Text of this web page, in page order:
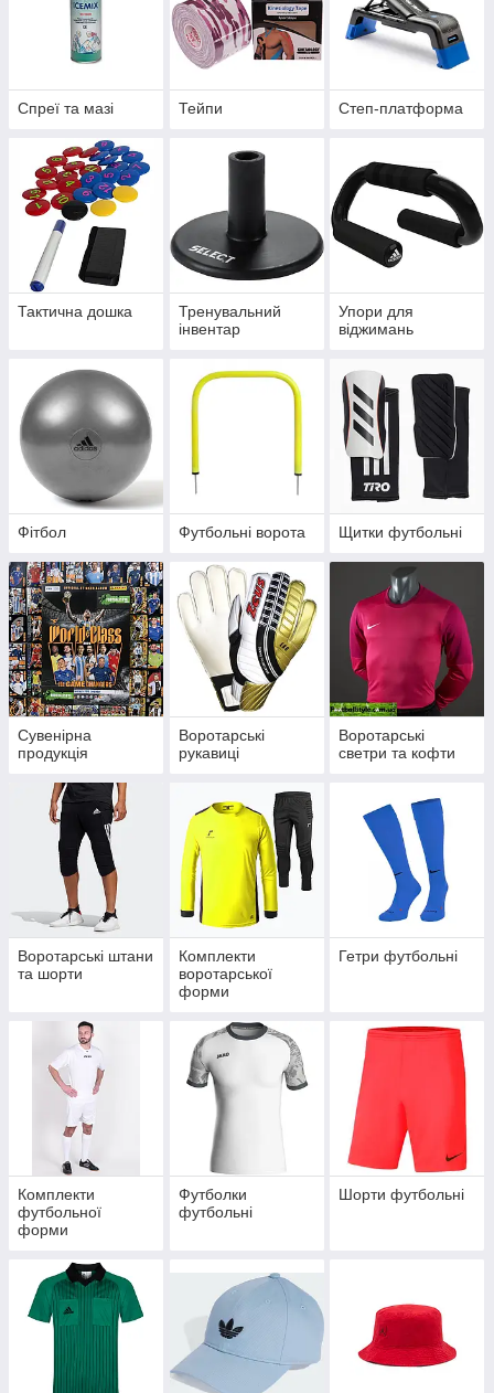
Спреї та мазі Тейпи Степ-платформа
Тактична дошка
Тренувальний
інвентар
Упори для
віджимань
Фітбол Футбольні ворота Щитки футбольні
Сувенірна
продукція
Воротарські
рукавиці
Воротарські
светри та кофти
Воротарські штани
та шорти
Комплекти
воротарської
форми
Гетри футбольні
Комплекти
футбольної
форми
Футболки
футбольні
Шорти футбольні